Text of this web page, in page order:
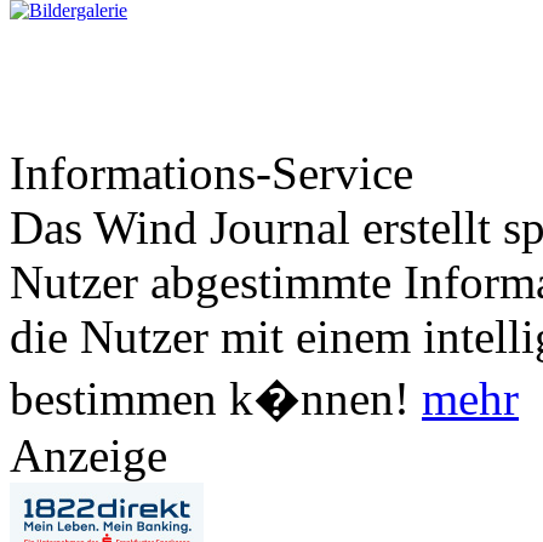
Informations-Service
Das Wind Journal erstellt
Nutzer abgestimmte
die Nutzer mit einem
bestimmen k�nnen! mehr
Anzeige